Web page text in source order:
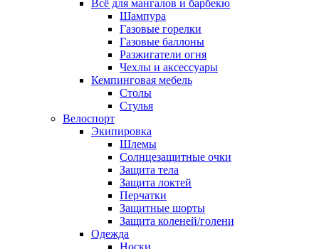
Всё для мангалов и барбекю
Шампура
Газовые горелки
Газовые баллоны
Разжигатели огня
Чехлы и аксессуары
Кемпинговая мебель
Столы
Стулья
Велоспорт
Экипировка
Шлемы
Солнцезащитные очки
Защита тела
Защита локтей
Перчатки
Защитные шорты
Защита коленей/голени
Одежда
Носки